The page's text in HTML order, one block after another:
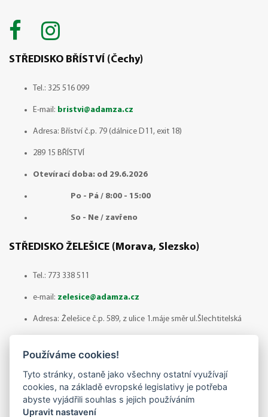
STŘEDISKO BŘÍSTVÍ (Čechy)
Tel.: 325 516 099
E-mail: bristvi@adamza.cz
Adresa: Bříství č.p. 79 (dálnice D11, exit 18)
289 15 BŘÍSTVÍ
Otevírací doba: od 29.6.2026
Po - Pá / 8:00 - 15:00
So - Ne / zavřeno
STŘEDISKO ŽELEŠICE (Morava, Slezsko)
Tel.: 773 338 511
e-mail: zelesice@adamza.cz
Adresa: Želešice č.p. 589, z ulice 1.máje směr ul.Šlechtitelská
předchozí domluvě!
Po - Pá / 8:00 - 14:30
Používáme cookies!
Tyto stránky, ostaně jako všechny ostatní využívají
cookies, na základě evropské legislativy je potřeba
abyste vyjádřili souhlas s jejich používáním
Upravit nastavení